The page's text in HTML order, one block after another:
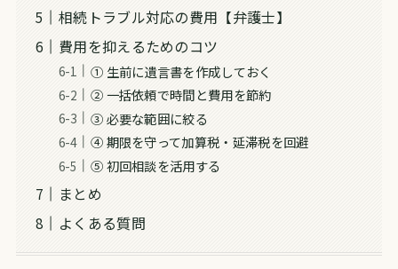
相続トラブル対応の費用【弁護士】
費用を抑えるためのコツ
① 生前に遺言書を作成しておく
② 一括依頼で時間と費用を節約
③ 必要な範囲に絞る
④ 期限を守って加算税・延滞税を回避
⑤ 初回相談を活用する
まとめ
よくある質問